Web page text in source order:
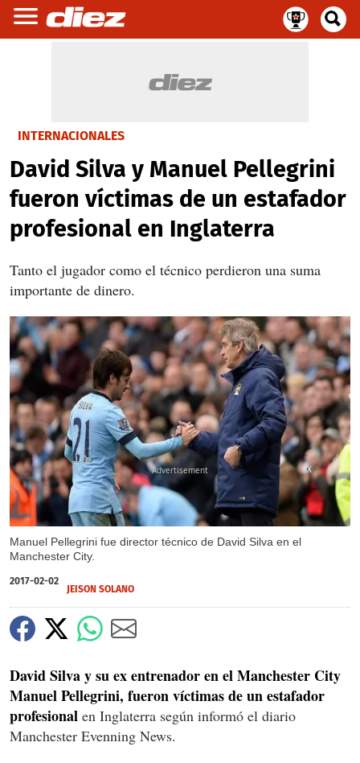
INTERNACIONALES
David Silva y Manuel Pellegrini
fueron víctimas de un estafador
profesional en Inglaterra
Tanto el jugador como el técnico perdieron una suma
importante de dinero.
Manuel Pellegrini fue director técnico de David Silva en el
Manchester City.
X
2017-02-02
JEISON SOLANO
David Silva y su ex entrenador en el Manchester City
Manuel Pellegrini, fueron víctimas de un estafador
profesional en Inglaterra según informó el diario
Manchester Evenning News.